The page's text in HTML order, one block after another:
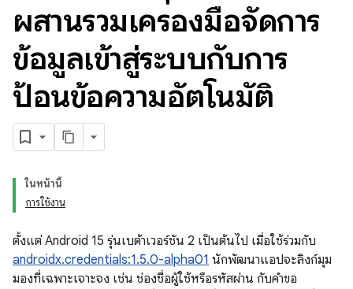
ผสานรวมเครื่องมือจัดการ
ข้อมูลเข้าสู่ระบบกับการ
ป้อนข้อความอัตโนมัติ
ในหน้านี้
การใช้งาน
ตั้งแต่ Android 15 รุ่นเบต้าเวอร์ชัน 2 เป็นต้นไป เมื่อใช้ร่วมกับ
androidx.credentials:1.5.0-alpha01 นักพัฒนาแอปจะลิงก์มุม
มองที่เฉพาะเจาะจง เช่น ช่องชื่อผู้ใช้หรือรหัสผ่าน กับคำขอ